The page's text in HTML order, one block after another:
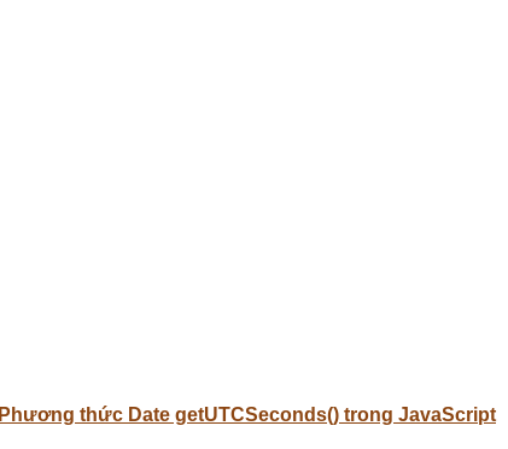
Phương thức Date getUTCSeconds() trong JavaScript